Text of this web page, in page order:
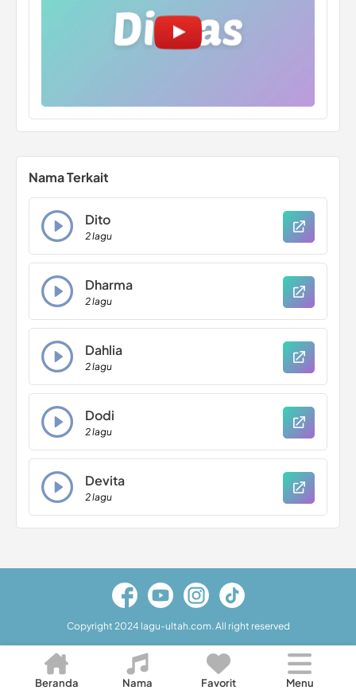
Nama Terkait
Dito
2 lagu
Dharma
2 lagu
Dahlia
2 lagu
Dodi
2 lagu
Devita
2 lagu
Copyright 2024 lagu-ultah.com. All right reserved
Beranda Nama Favorit Menu